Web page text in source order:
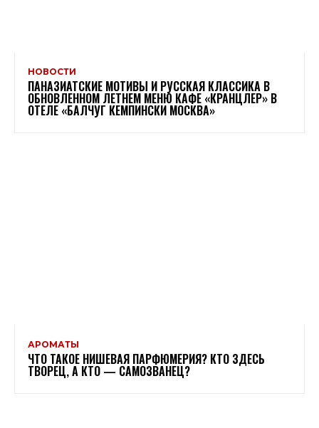
НОВОСТИ
ПАНАЗИАТСКИЕ МОТИВЫ И РУССКАЯ КЛАССИКА В
ОБНОВЛЕННОМ ЛЕТНЕМ МЕНЮ КАФЕ «КРАНЦЛЕР» В
ОТЕЛЕ «БАЛЧУГ КЕМПИНСКИ МОСКВА»
АРОМАТЫ
ЧТО ТАКОЕ НИШЕВАЯ ПАРФЮМЕРИЯ? КТО ЗДЕСЬ
ТВОРЕЦ, А КТО — САМОЗВАНЕЦ?